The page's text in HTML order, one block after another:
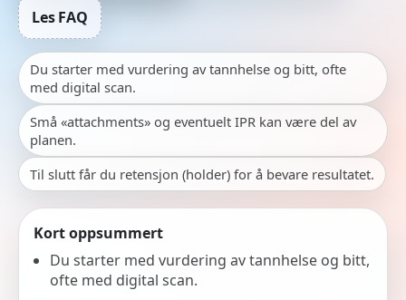
Les FAQ
Du starter med vurdering av tannhelse og bitt, ofte
med digital scan.
Små «attachments» og eventuelt IPR kan være del av
planen.
Til slutt får du retensjon (holder) for å bevare resultatet.
Kort oppsummert
Du starter med vurdering av tannhelse og bitt,
ofte med digital scan.